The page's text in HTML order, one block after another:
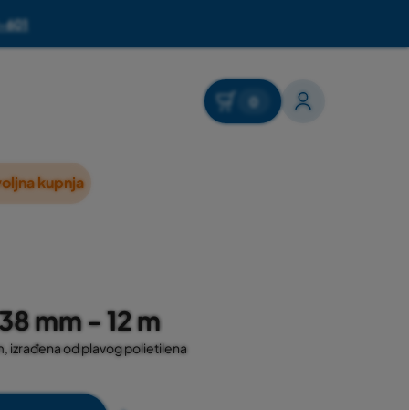
0
kupnja
mm - 12 m
izrađena od plavog polietilena